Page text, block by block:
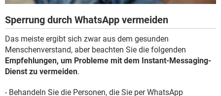
Sperrung durch WhatsApp vermeiden
Das meiste ergibt sich zwar aus dem gesunden
Menschenverstand, aber beachten Sie die folgenden
Empfehlungen, um Probleme mit dem Instant-Messaging-
Dienst zu vermeiden.
- Behandeln Sie die Personen, die Sie per WhatsApp